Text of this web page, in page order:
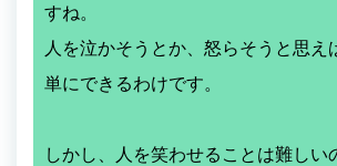
すね。
人を泣かそうとか、怒らそうと思え
単にできるわけです。
しかし、人を笑わせることは難しい